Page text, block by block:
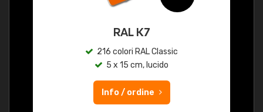
RAL K7
216 colori RAL Classic
5 x 15 cm, lucido
Info / ordine